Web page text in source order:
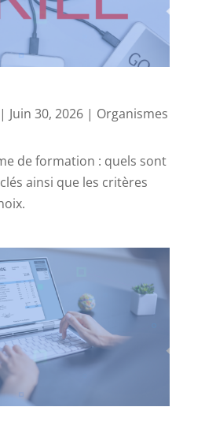
| Juin 30, 2026| Organismes
de formation : quels sont
ainsi que les critères